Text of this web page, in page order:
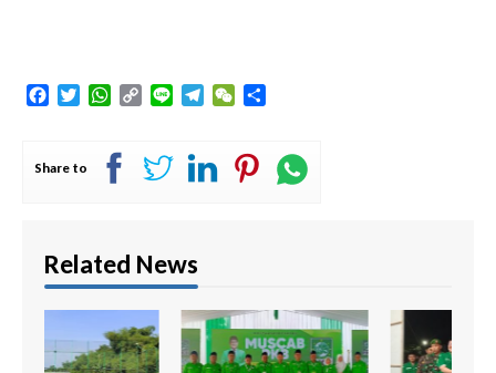
FacebookTwitterWhatsApp
Copy
Line TelegramWeChat
Share to
Related News